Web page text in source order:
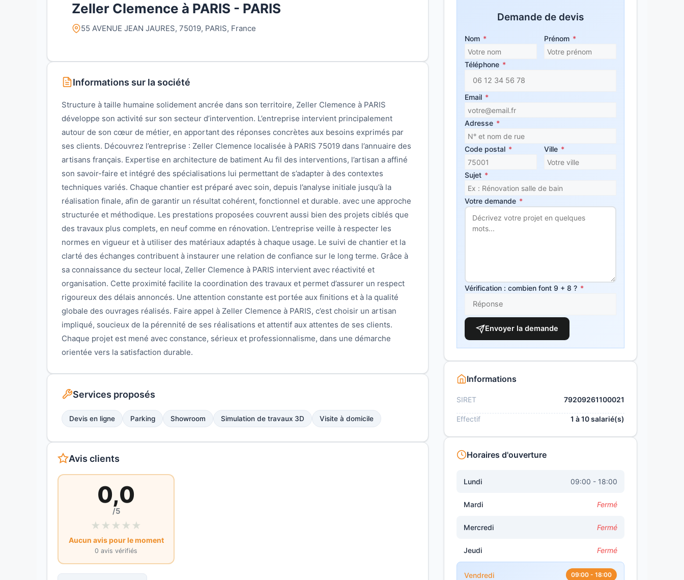
Zeller Clemence à PARIS - PARIS
55 AVENUE JEAN JAURES, 75019, PARIS, France
Informations sur la société
Structure à taille humaine solidement ancrée dans son territoire, Zeller Clemence à PARIS
développe son activité sur son secteur d’intervention. L’entreprise intervient principalement
autour de son cœur de métier, en apportant des réponses concrètes aux besoins exprimés par
ses clients. Découvrez l’entreprise : Zeller Clemence localisée à PARIS 75019 dans l’annuaire des
artisans français. Expertise en architecture de batiment Au fil des interventions, l’artisan a affiné
son savoir-faire et intégré des spécialisations lui permettant de s’adapter à des contextes
techniques variés. Chaque chantier est préparé avec soin, depuis l’analyse initiale jusqu’à la
réalisation finale, afin de garantir un résultat cohérent, fonctionnel et durable. avec une approche
structurée et méthodique. Les prestations proposées couvrent aussi bien des projets ciblés que
des travaux plus complets, en neuf comme en rénovation. L’entreprise veille à respecter les
normes en vigueur et à utiliser des matériaux adaptés à chaque usage. Le suivi de chantier et la
clarté des échanges contribuent à instaurer une relation de confiance sur le long terme. Grâce à
sa connaissance du secteur local, Zeller Clemence à PARIS intervient avec réactivité et
organisation. Cette proximité facilite la coordination des travaux et permet d’assurer un respect
rigoureux des délais annoncés. Une attention constante est portée aux finitions et à la qualité
globale des ouvrages réalisés. Faire appel à Zeller Clemence à PARIS, c’est choisir un artisan
impliqué, soucieux de la pérennité de ses réalisations et attentif aux attentes de ses clients.
Chaque projet est mené avec constance, sérieux et professionnalisme, dans une démarche
orientée vers la satisfaction durable.
Services proposés
Devis en ligne Parking Showroom Simulation de travaux 3D Visite à domicile
Avis clients
0,0
/5
★ ★ ★ ★ ★
Aucun avis pour le moment
0 avis vérifiés
Demande de devis
Nom * Prénom *
Téléphone *
Email *
Adresse *
Code postal * Ville *
Sujet *
Votre demande *
Vérification : combien font 9 + 8 ? *
Envoyer la demande
Informations
SIRET 79209261100021
Effectif 1 à 10 salarié(s)
Horaires d'ouverture
Lundi 09:00 - 18:00
Mardi Fermé
Mercredi Fermé
Jeudi Fermé
Vendredi 09:00 - 18:00